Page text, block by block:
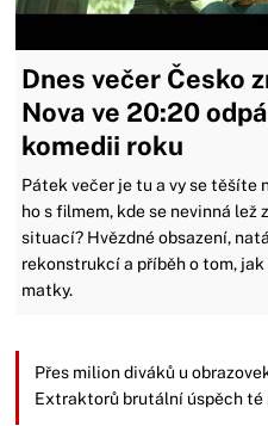
Dnes večer Česko
Nova ve 20:20
komedii roku
Pátek večer je tu a vy se těšíte
ho s filmem, kde se nevinná lež
situací? Hvězdné obsazení,
rekonstrukcí a příběh o tom,
matky.
Přes milion diváků u
Extraktorů brutální úspěch té